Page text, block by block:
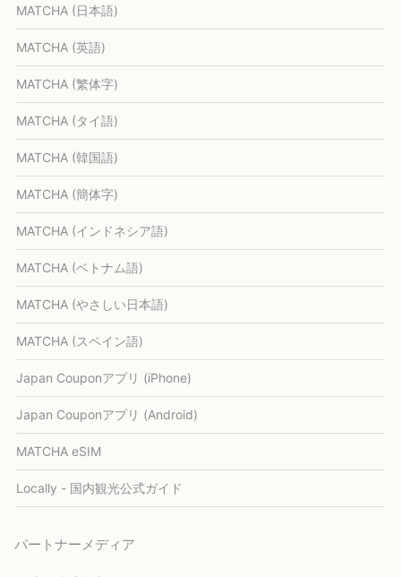
MATCHA (日本語)
MATCHA (英語)
MATCHA (繁体字)
MATCHA (タイ語)
MATCHA (韓国語)
MATCHA (簡体字)
MATCHA (インドネシア語)
MATCHA (ベトナム語)
MATCHA (やさしい日本語)
MATCHA (スペイン語)
Japan Couponアプリ (iPhone)
Japan Couponアプリ (Android)
MATCHA eSIM
Locally - 国内観光公式ガイド
パートナーメディア